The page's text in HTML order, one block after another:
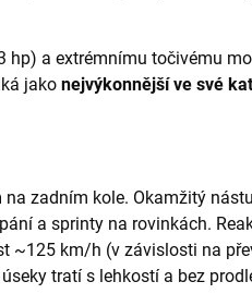
hp) a extrémnímu točivému
jako nejvýkonnější ve své
na zadním kole. Okamžitý
a sprinty na rovinkách.
~125 km/h (v závislosti na
tratí s lehkostí a bez